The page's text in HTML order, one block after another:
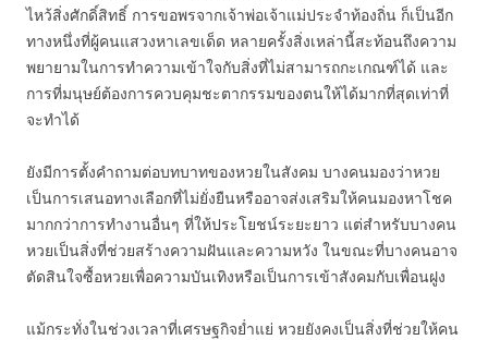
ไหว้สิ่งศักดิ์สิทธิ์ การขอพรจากเจ้าพ่อเจ้าแม่ประจำท้องถิ่น ก็เป็นอีก
ทางหนึ่งที่ผู้คนแสวงหาเลขเด็ด หลายครั้งสิ่งเหล่านี้สะท้อนถึงความ
พยายามในการทำความเข้าใจกับสิ่งที่ไม่สามารถกะเกณฑ์ได้ และ
การที่มนุษย์ต้องการควบคุมชะตากรรมของตนให้ได้มากที่สุดเท่าที่
จะทำได้
ยังมีการตั้งคำถามต่อบทบาทของหวยในสังคม บางคนมองว่าหวย
เป็นการเสนอทางเลือกที่ไม่ยั่งยืนหรืออาจส่งเสริมให้คนมองหาโชค
มากกว่าการทำงานอื่นๆ ที่ให้ประโยชน์ระยะยาว แต่สำหรับบางคน
หวยเป็นสิ่งที่ช่วยสร้างความฝันและความหวัง ในขณะที่บางคนอาจ
ตัดสินใจซื้อหวยเพื่อความบันเทิงหรือเป็นการเข้าสังคมกับเพื่อนฝูง
แม้กระทั่งในช่วงเวลาที่เศรษฐกิจย่ำแย่ หวยยังคงเป็นสิ่งที่ช่วยให้คน